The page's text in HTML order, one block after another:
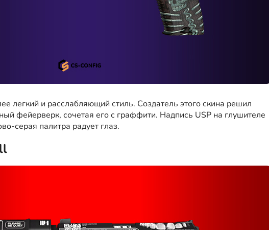
легкий и расслабляющий стиль. Создатель этого скина решил
фейерверк, сочетая его с граффити. Надпись USP на глушителе
серая палитра радует глаз.